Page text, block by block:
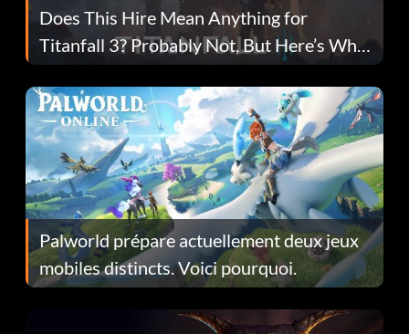
Does This Hire Mean Anything for
Titanfall 3? Probably Not, But Here’s Why
Fans Are Hopeful
Palworld prépare actuellement deux jeux
mobiles distincts. Voici pourquoi.